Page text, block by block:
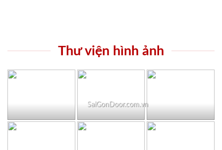
Thư viện hình ảnh
SaiGonDoor.com.vn